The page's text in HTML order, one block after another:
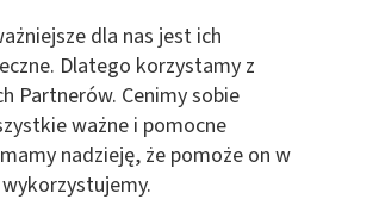
dla nas jest ich
Dlatego korzystamy z
Partnerów. Cenimy sobie
ważne i pomocne
nadzieję, że pomoże on w